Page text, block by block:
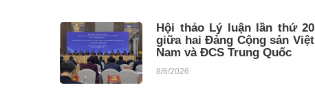
Hội thảo Lý luận lần thứ 20
giữa hai Đảng Cộng sản Việt
Nam và ĐCS Trung Quốc
8/6/2026